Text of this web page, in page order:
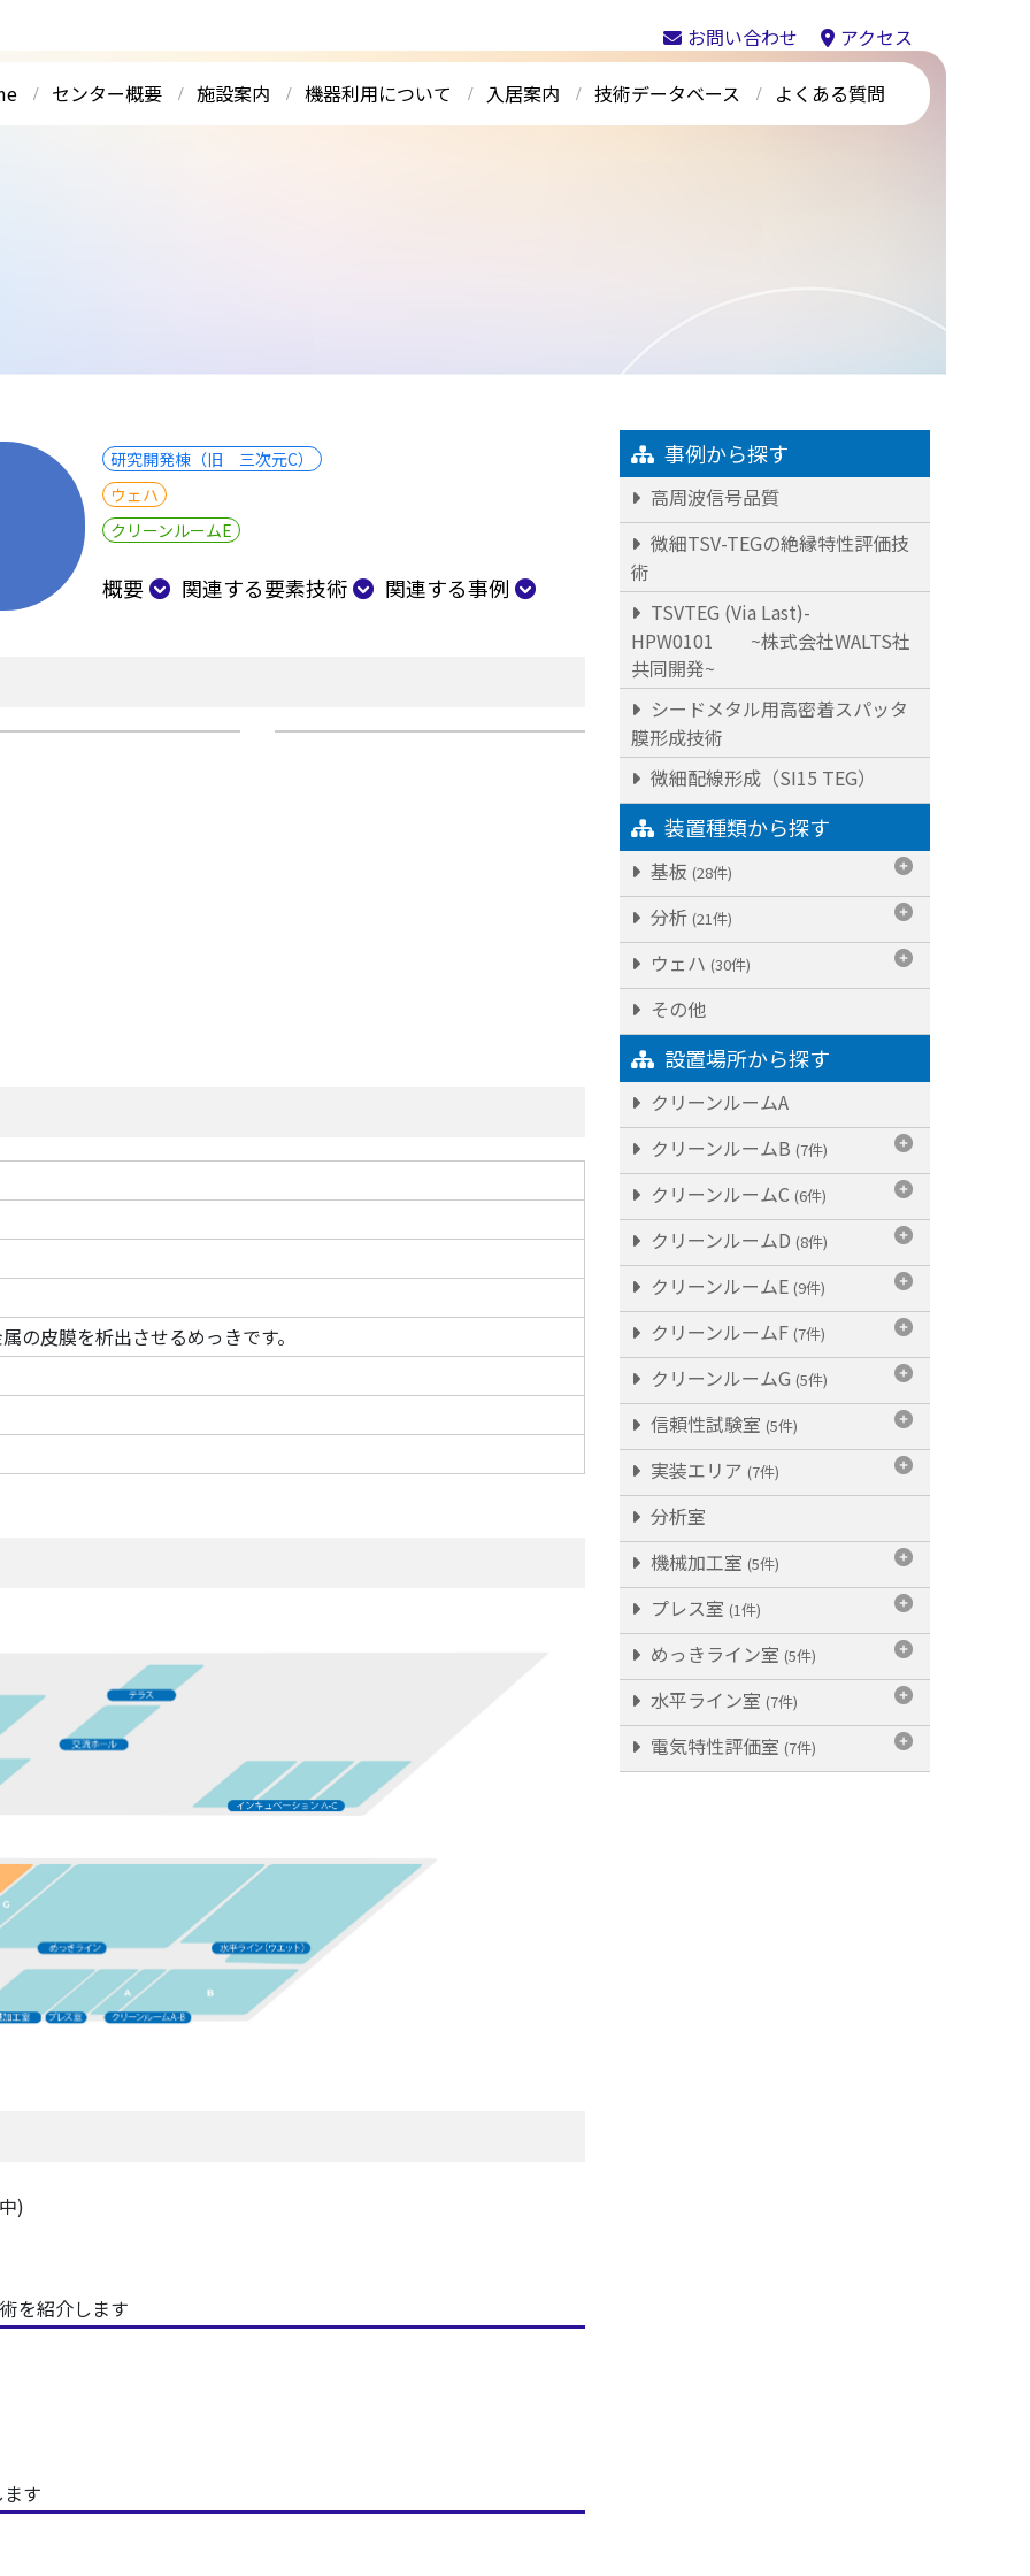
アクセス
お問い合わせ
センター概要 施設案内 機器利用について 入居案内 技術データベース よくある質問
事例から探す
高周波信号品質
微細TSV-TEGの絶縁特性評価技
術
TSVTEG (Via Last)-
HPW0101 ~株式会社WALTS社
共同開発~
シードメタル用高密着スパッタ
膜形成技術
微細配線形成（SI15 TEG）
装置種類から探す
基板 (28件)
分析 (21件)
ウェハ (30件)
その他
設置場所から探す
クリーンルームA
クリーンルームB (7件)
クリーンルームC (6件)
クリーンルームD (8件)
クリーンルームE (9件)
クリーンルームF (7件)
クリーンルームG (5件)
信頼性試験室 (5件)
実装エリア (7件)
分析室
機械加工室 (5件)
プレス室 (1件)
めっきライン室 (5件)
水平ライン室 (7件)
電気特性評価室 (7件)
研究開発棟（旧 三次元C）
ウェハ
クリーンルームE
概要 関連する要素技術 関連する事例
の皮膜を析出させるめっきです。
)
を紹介します
す